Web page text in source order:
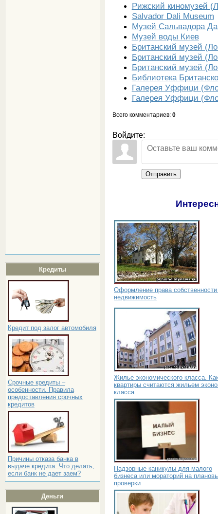
Кредиты
Кредит под залог автомобиля
Срочные кредиты –
особенности. Правила
предоставления срочных
кредитов
Причины отказа банка в
выдаче кредита. Что делать,
если банк не дает заем?
Деньги
Рижский киномузей
Salvador Dali Museum
Музей Сальвадора
Музей воды Киев
Британский музей
Британский музей
Британский музей
Библиотека
Галерея Уффици
Галерея Уффици
Всего комментариев: 0
Войдите:
Отправить
Оформление права
недвижимость
Жилье экономического класса.
квартиры считаются жильем
класса
Надзорные каникулы для малого
бизнеса или мораторий на
проверки